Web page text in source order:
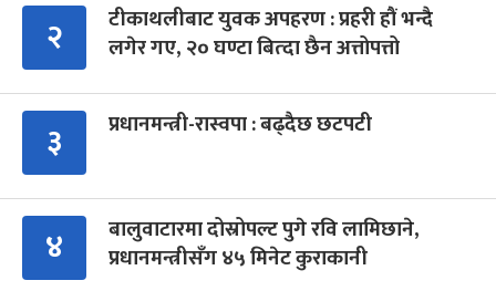
२
टीकाथलीबाट युवक अपहरण : प्रहरी हौं भन्दै
लगेर गए, २० घण्टा बित्दा छैन अत्तोपत्तो
३ प्रधानमन्त्री-रास्वपा : बढ्दैछ छटपटी
४
बालुवाटारमा दोस्रोपल्ट पुगे रवि लामिछाने,
प्रधानमन्त्रीसँग ४५ मिनेट कुराकानी